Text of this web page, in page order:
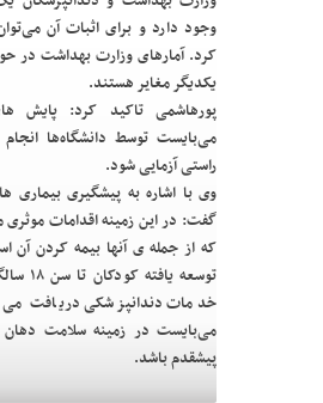
وجود دارد و برای اثبات آن
کرد. آمارهای وزارت بهداشت در
یکدیگر مغایر هستند.
پورهاشمی تاکید کرد: پایش
می‌بایست توسط دانشگاه‌ها
راستی آزمایی شود.
وی با اشاره به پیشگیری بیماری
گفت: در این زمینه اقدامات موثری
که از جمله ی آنها بیمه کردن
توسعه
خدمات دندانپزشکی دریافت
می‌بایست در زمینه سلامت
پیشقدم باشد.